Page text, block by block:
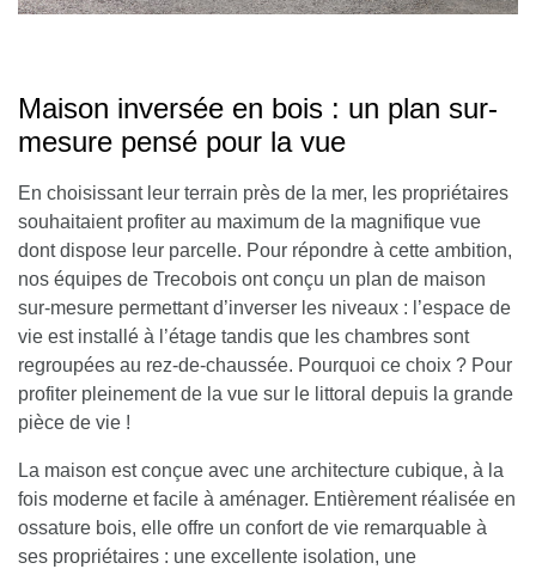
Maison inversée en bois : un plan sur-
mesure pensé pour la vue
En choisissant leur terrain près de la mer, les propriétaires
souhaitaient profiter au maximum de la magnifique vue
dont dispose leur parcelle. Pour répondre à cette ambition,
nos équipes de Trecobois ont conçu un plan de maison
sur-mesure permettant d’inverser les niveaux : l’espace de
vie est installé à l’étage tandis que les chambres sont
regroupées au rez-de-chaussée. Pourquoi ce choix ? Pour
profiter pleinement de la vue sur le littoral depuis la grande
pièce de vie !
La maison est conçue avec une architecture cubique, à la
fois moderne et facile à aménager. Entièrement réalisée en
ossature bois, elle offre un confort de vie remarquable à
ses propriétaires : une excellente isolation, une